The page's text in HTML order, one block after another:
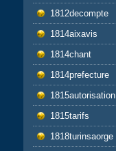
1812decompte
1814aixavis
1814chant
1814prefecture
1815autorisation
1815tarifs
1818turinsaorge